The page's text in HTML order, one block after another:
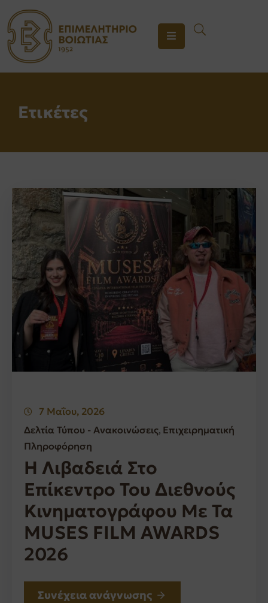
ΤΟ
ΕΠΙΜΕΛΗΤΗΡΙΟ
ΕΝΗΜΕΡΩΣΗ
Ετικέτες
7 Μαΐου, 2026
Δελτία Τύπου - Ανακοινώσεις‚ Επιχειρηματική
Πληροφόρηση
Η Λιβαδειά Στο
Επίκεντρο Του Διεθνούς
Κινηματογράφου Με Τα
MUSES FILM AWARDS
2026
Συνέχεια ανάγνωσης